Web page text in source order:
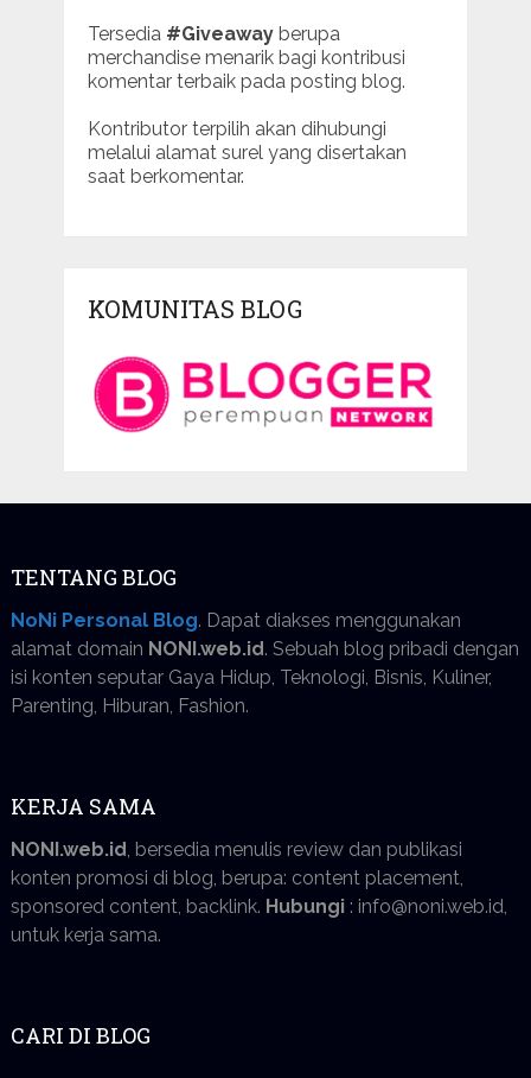
Tersedia #Giveawayberupa
merchandise menarik bagi kontribusi
komentar terbaik pada posting blog.
Kontributor terpilih akan dihubungi
melalui alamat surel yang disertakan
saat berkomentar.
KOMUNITAS BLOG
TENTANG BLOG
NoNi Personal Blog. Dapat diakses menggunakan
alamat domain NONI.web.id. Sebuah blog pribadi dengan
isi konten seputar Gaya Hidup, Teknologi, Bisnis, Kuliner,
Parenting, Hiburan, Fashion.
KERJA SAMA
NONI.web.id , bersedia menulis review dan publikasi
konten promosi di blog, berupa: content placement,
sponsored content, backlink. Hubungi: info@noni.web.id,
untuk kerja sama.
CARI DI BLOG